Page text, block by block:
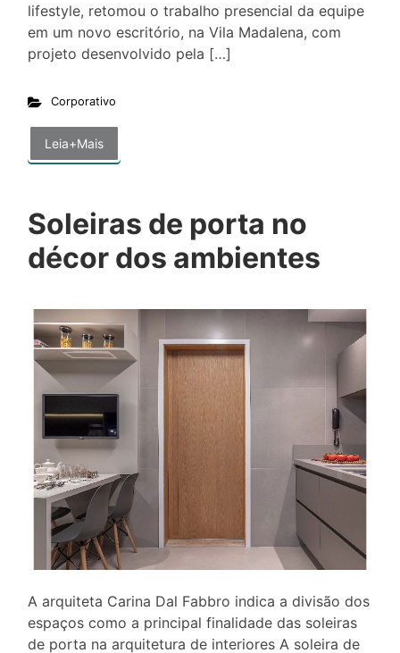
lifestyle, retomou o trabalho presencial da equipe
em um novo escritório, na Vila Madalena, com
projeto desenvolvido pela […]
Corporativo
Leia+Mais
Soleiras de porta no
décor dos ambientes
A arquiteta Carina Dal Fabbro indica a divisão dos
espaços como a principal finalidade das soleiras
de porta na arquitetura de interiores A soleira de